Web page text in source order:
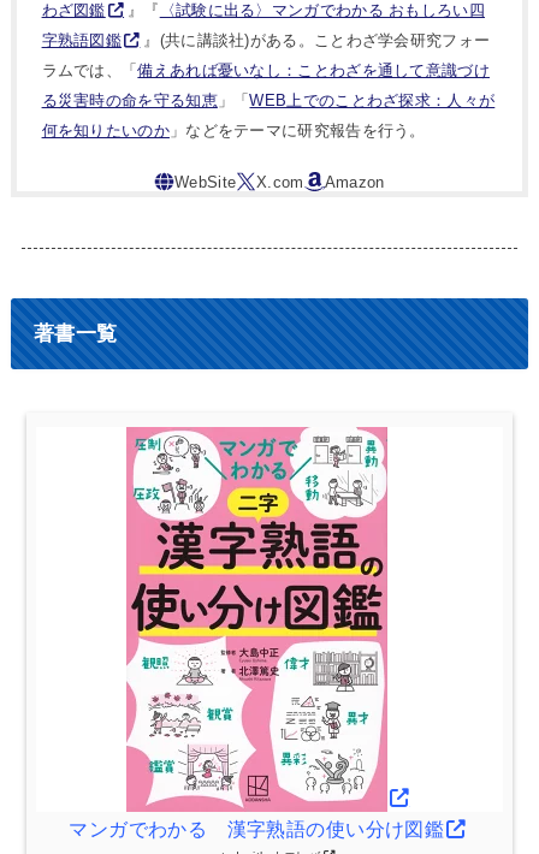
わざ図鑑
』『
〈試験に出る〉マンガでわかる おもしろい四
字熟語図鑑
』(共に講談社)がある。ことわざ学会研究フォー
ラムでは、「備えあれば憂いなし：ことわざを通して意識づけ
る災害時の命を守る知恵」「WEB上でのことわざ探求：人々が
何を知りたいのか」などをテーマに研究報告を行う。
著書一覧
マンガでわかる 漢字熟語の使い分け図鑑